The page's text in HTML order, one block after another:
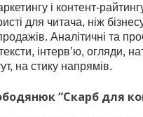
і контент-
для читача, ніж
Аналітичні та
інтерв’ю, огляди,
на стику напрямів.
“Скарб для